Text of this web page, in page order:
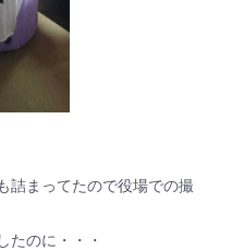
詰まってたので役場での撮
たのに・・・